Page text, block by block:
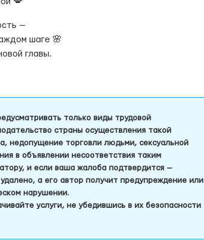
—
шаге 🌸
главы.
только виды трудовой
страны осуществления такой
недопущение торговли людьми, сексуальной
в объявлении несоответствия таким
и если ваша жалоба подтвердится —
а его автор получит предупреждение или
нарушении.
услуги, не убедившись в их безопасности